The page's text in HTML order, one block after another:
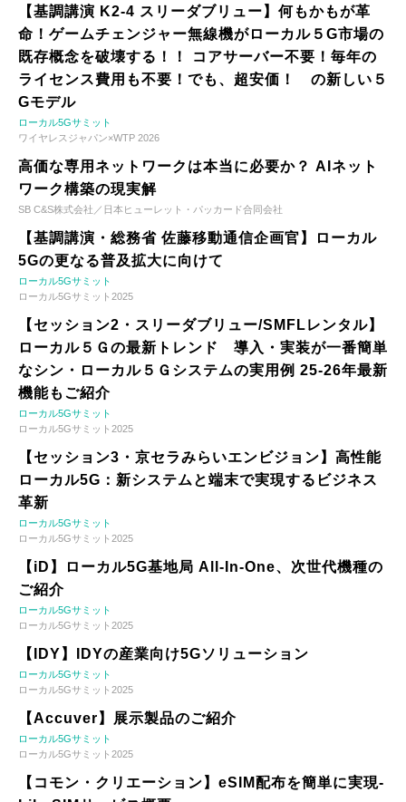
【基調講演 K2-4 スリーダブリュー】何もかもが革
命！ゲームチェンジャー無線機がローカル５G市場の
既存概念を破壊する！！ コアサーバー不要！毎年の
ライセンス費用も不要！でも、超安価！ の新しい５
Gモデル
ローカル5Gサミット
ワイヤレスジャパン×WTP 2026
高価な専用ネットワークは本当に必要か？ AIネット
ワーク構築の現実解
SB C&S株式会社／日本ヒューレット・パッカード合同会社
【基調講演・総務省 佐藤移動通信企画官】ローカル
5Gの更なる普及拡大に向けて
ローカル5Gサミット
ローカル5Gサミット2025
【セッション2・スリーダブリュー/SMFLレンタル】
ローカル５Ｇの最新トレンド 導入・実装が一番簡単
なシン・ローカル５Ｇシステムの実用例 25-26年最新
機能もご紹介
ローカル5Gサミット
ローカル5Gサミット2025
【セッション3・京セラみらいエンビジョン】高性能
ローカル5G：新システムと端末で実現するビジネス
革新
ローカル5Gサミット
ローカル5Gサミット2025
【iD】ローカル5G基地局 All-In-One、次世代機種の
ご紹介
ローカル5Gサミット
ローカル5Gサミット2025
【IDY】IDYの産業向け5Gソリューション
ローカル5Gサミット
ローカル5Gサミット2025
【Accuver】展示製品のご紹介
ローカル5Gサミット
ローカル5Gサミット2025
【コモン・クリエーション】eSIM配布を簡単に実現-